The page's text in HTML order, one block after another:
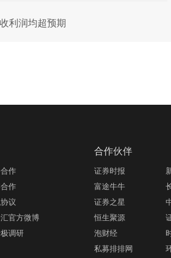
利润均超预期
作
作
议
官方微博
调研
合作伙伴
证券时报
富途牛牛
证券之星
恒生聚源
泡财经
私募排排网